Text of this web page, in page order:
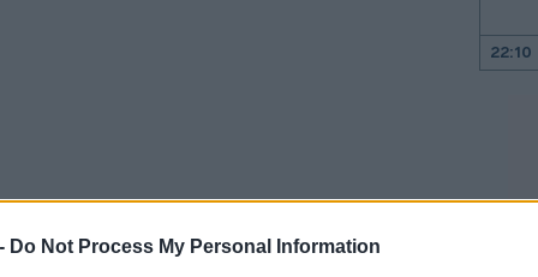
Do Not Process My Personal Information
22:10